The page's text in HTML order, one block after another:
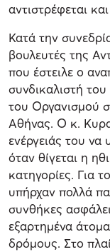
αντιστρέφεται
Κατά την
βουλευτές της
που έστειλε ο
συνδικαλιστή
του Οργανισμού
Αθήνας. Ο κ.
ενέργειάς του να
όταν θίγεται η
κατηγορίες. Για
υπήρχαν πολλά
συνθήκες
εξαρτημένα
δρόμους. Στο